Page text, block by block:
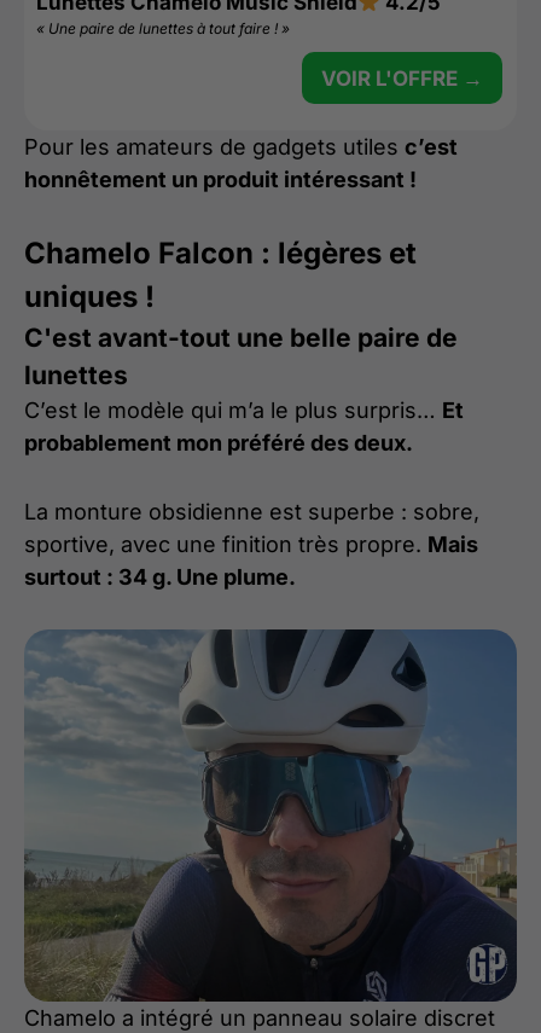
« Une paire de lunettes à tout faire ! »
VOIR L'OFFRE →
Pour les amateurs de gadgets utiles c’est
honnêtement un produit intéressant !
Chamelo Falcon : légères et
uniques !
C'est avant-tout une belle paire de
lunettes
C’est le modèle qui m’a le plus surpris… Et
probablement mon préféré des deux.
La monture obsidienne est superbe : sobre,
sportive, avec une finition très propre. Mais
surtout : 34 g. Une plume.
Chamelo a intégré un panneau solaire discret